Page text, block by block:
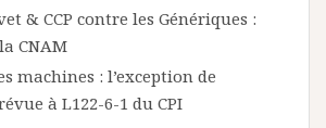
& CCP contre les Génériques :
CNAM
machines : l’exception de
à L122-6-1 du CPI